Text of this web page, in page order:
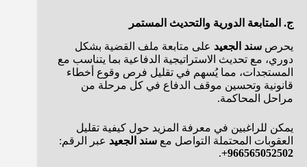
ج. المتابعة الدورية والتحديث المستمر
يحرص سند الجعيد على متابعة ملف القضية بشكل
دوري، مع تحديث الاستراتيجية الدفاعية بما يتناسب مع
المستجدات، مما يُسهم في تقليل فرص وقوع أخطاء
قانونية وتحسين موقف الدفاع في كل مرحلة من
مراحل المحاكمة.
يمكن للراغبين في معرفة المزيد حول كيفية تقليل
العقوبات المحتملة التواصل مع سند الجعيد عبر الرقم:
966565052502+
.